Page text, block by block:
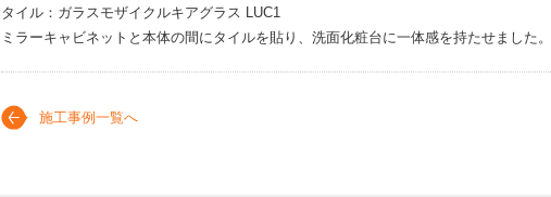
タイル：ガラスモザイクルキアグラス LUC1
ミラーキャビネットと本体の間にタイルを貼り、洗面化粧台に一体感を持たせました。
施工事例一覧へ